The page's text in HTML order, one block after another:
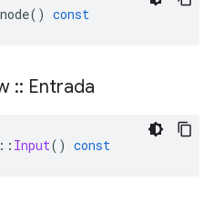
node() const
:: Entrada
:: Input() const